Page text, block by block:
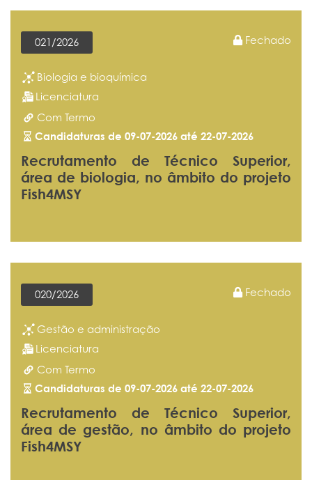
021/2026 Fechado
Biologia e bioquímica
Licenciatura
Com Termo
Candidaturas de 09-07-2026 até 22-07-2026
Recrutamento de Técnico Superior,
área de biologia, no âmbito do projeto
Fish4MSY
020/2026 Fechado
Gestão e administração
Licenciatura
Com Termo
Candidaturas de 09-07-2026 até 22-07-2026
Recrutamento de Técnico Superior,
área de gestão, no âmbito do projeto
Fish4MSY